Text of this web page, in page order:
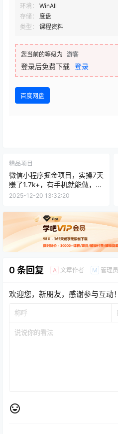
环境：
WinAll
存储：
度盘
类型：
课程资料
您当前的等级为 游客
登录后免费下载 登录
百度网盘
精品项目
微信小程序掘金项目，实操7天
賺了1.7k+，有手机就能做，操
作简单一看就懂
2025-12-20 13:32:20
0 条回复 A 文章作者 M 管理员
欢迎您，新朋友，感谢参与互动！